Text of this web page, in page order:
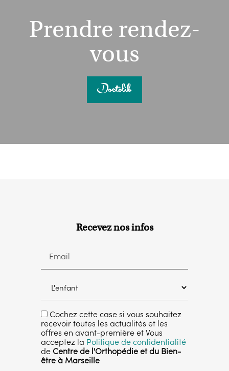
Prendre rendez-
vous
Recevez nos infos
Email
Cochez cette case si vous souhaitez
recevoir toutes les actualités et les
offres en avant-première et Vous
acceptez la Politique de confidentialité
deCentre de l'Orthopédie et du Bien-
être à Marseille